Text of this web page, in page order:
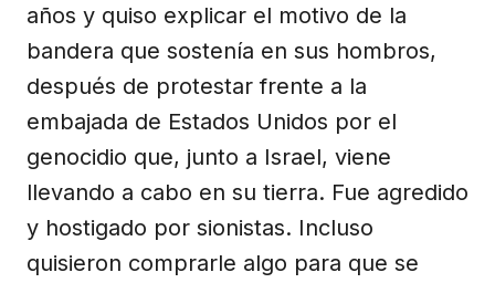
años y quiso explicar el motivo de la
bandera que sostenía en sus hombros,
después de protestar frente a la
embajada de Estados Unidos por el
genocidio que, junto a Israel, viene
llevando a cabo en su tierra. Fue agredido
y hostigado por sionistas. Incluso
quisieron comprarle algo para que se